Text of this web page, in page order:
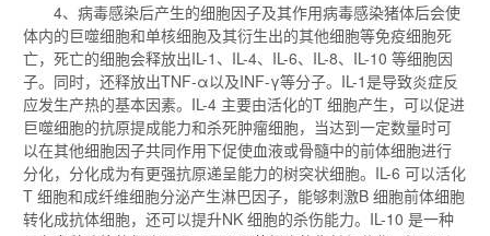
4、病毒感染后产生的细胞因子及其作用病毒感染猪体后会使
体内的巨噬细胞和单核细胞及其衍生出的其他细胞等免疫细胞死
亡，死亡的细胞会释放出IL-1、IL-4、IL-6、IL-8、IL-10 等细胞因
子。同时，还释放出TNF-α以及INF-γ等分子。IL-1是导致炎症反
应发生产热的基本因素。IL-4 主要由活化的T 细胞产生，可以促进
巨噬细胞的抗原提成能力和杀死肿瘤细胞，当达到一定数量时可
以在其他细胞因子共同作用下促使血液或骨髓中的前体细胞进行
分化，分化成为有更强抗原递呈能力的树突状细胞。IL-6 可以活化
T 细胞和成纤维细胞分泌产生淋巴因子，能够刺激B 细胞前体细胞
转化成抗体细胞，还可以提升NK 细胞的杀伤能力。IL-10 是一种